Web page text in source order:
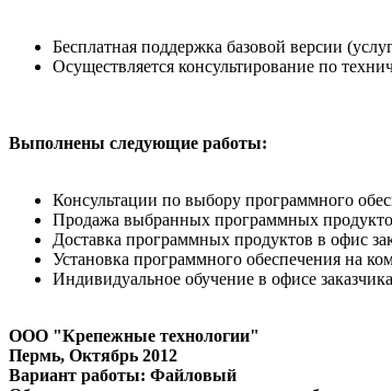
Бесплатная поддержка базовой версии
Осуществляется консультирование по
Выполнены следующие работы:
Консультации по выбору программного
Продажа выбранных программных
Доставка программных продуктов в офис
Установка программного обеспечения на
Индивидуальное обучение в офисе заказчика
ООО "Крепежные технологии"
Пермь, Октябрь 2012
Вариант работы: Файловый